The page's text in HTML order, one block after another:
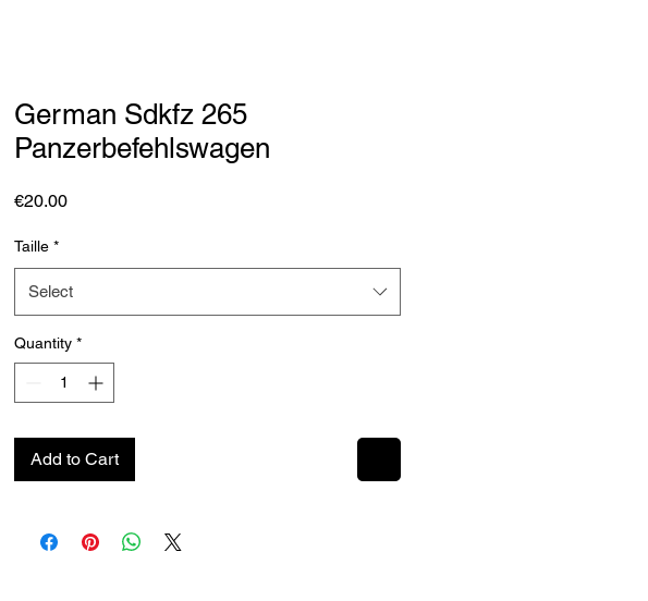
German Sdkfz 265
Panzerbefehlswagen
€20.00Price
Taille *
Select
Quantity *
Add to Cart